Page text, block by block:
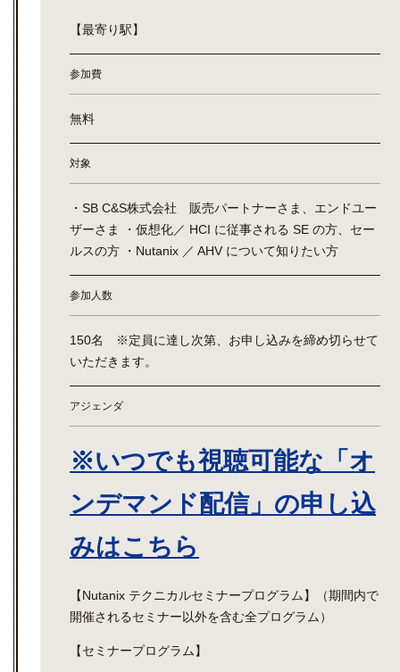
【最寄り駅】
参加費
無料
対象
・SB C&S株式会社 販売パートナーさま、エンドユー
ザーさま ・仮想化／ HCI に従事される SE の方、セー
ルスの方 ・Nutanix ／ AHV について知りたい方
参加人数
150名 ※定員に達し次第、お申し込みを締め切らせて
いただきます。
アジェンダ
※いつでも視聴可能な「オ
ンデマンド配信」の申し込
みはこちら
【Nutanix テクニカルセミナープログラム】（期間内で
開催されるセミナー以外を含む全プログラム）
【セミナープログラム】